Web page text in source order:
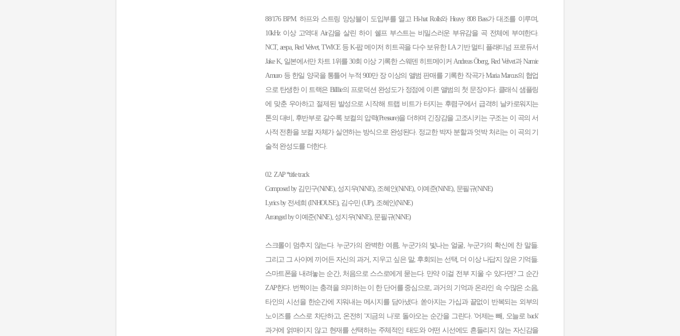
88/176 BPM. 하프와 스트링 앙상블이 도입부를 열고 Hi-hat Rolls와 Heavy 808 Bass가 대조를 이루며,
10kHz 이상 고역대 Air감을 살린 하이 쉘프 부스트는 비밀스러운 부유감을 곡 전체에 부여한다.
NCT, aespa, Red Velvet, TWICE 등 K-팝 메이저 히트곡을 다수 보유한 LA 기반 멀티 플래티넘 프로듀서
Jake K, 일본에서만 차트 1위를 30회 이상 기록한 스웨덴 히트메이커 Andreas Öberg, Red Velvet과 Namie
Amuro 등 한일 양국을 통틀어 누적 900만 장 이상의 앨범 판매를 기록한 작곡가 Maria Marcus의 협업
으로 탄생한 이 트랙은 Billlie의 프로덕션 완성도가 정점에 이른 앨범의 첫 문장이다. 클래식 샘플링
에 맞춘 우아하고 절제된 발성으로 시작해 트랩 비트가 터지는 후렴구에서 급격히 날카로워지는
톤의 대비, 후반부로 갈수록 보컬의 압력(Pressure)을 더하며 긴장감을 고조시키는 구조는 이 곡의 서
사적 전환을 보컬 자체가 실연하는 방식으로 완성된다. 정교한 박자 분할과 엇박 처리는 이 곡의 기
술적 완성도를 더한다.
02. ZAP *title track
Composed by 김민구(NiNE), 성지우(NiNE), 조혜인(NiNE), 이예준(NiNE), 문필규(NiNE)
Lyrics by 전세희 (INHOUSE), 김수민 (UP), 조혜인(NiNE)
Arranged by 이예준(NiNE), 성지우(NiNE), 문필규(NiNE)
스크롤이 멈추지 않는다. 누군가의 완벽한 여름, 누군가의 빛나는 얼굴, 누군가의 확신에 찬 말들.
그리고 그 사이에 끼어든 자신의 과거, 지우고 싶은 말, 후회되는 선택, 더 이상 나답지 않은 기억들.
스마트폰을 내려놓는 순간, 처음으로 스스로에게 묻는다. 만약 이걸 전부 지울 수 있다면? 그 순간
ZAP한다. 번쩍이는 충격을 의미하는 이 한 단어를 중심으로, 과거의 기억과 온라인 속 수많은 소음,
타인의 시선을 한순간에 지워내는 메시지를 담아냈다. 쏟아지는 가십과 끝없이 반복되는 외부의
노이즈를 스스로 차단하고, 온전히 '지금의 나'로 돌아오는 순간을 그린다. '어제는 빼, 오늘로 back'
과거에 얽매이지 않고 현재를 선택하는 주체적인 태도와 어떤 시선에도 흔들리지 않는 자신감을